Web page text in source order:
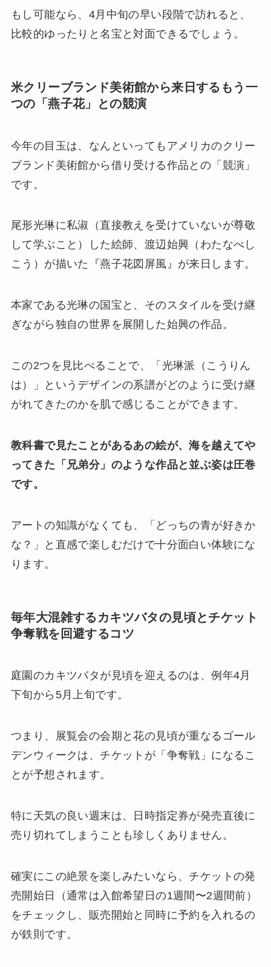
もし可能なら、4月中旬の早い段階で訪れると、
比較的ゆったりと名宝と対面できるでしょう。
米クリーブランド美術館から来日するもう一
つの「燕子花」との競演
今年の目玉は、なんといってもアメリカのクリー
ブランド美術館から借り受ける作品との「競演」
です。
尾形光琳に私淑（直接教えを受けていないが尊敬
して学ぶこと）した絵師、渡辺始興（わたなべし
こう）が描いた『燕子花図屏風』が来日します。
本家である光琳の国宝と、そのスタイルを受け継
ぎながら独自の世界を展開した始興の作品。
この2つを見比べることで、「光琳派（こうりん
は）」というデザインの系譜がどのように受け継
がれてきたのかを肌で感じることができます。
教科書で見たことがあるあの絵が、海を越えてや
ってきた「兄弟分」のような作品と並ぶ姿は圧巻
です。
アートの知識がなくても、「どっちの青が好きか
な？」と直感で楽しむだけで十分面白い体験にな
ります。
毎年大混雑するカキツバタの見頃とチケット
争奪戦を回避するコツ
庭園のカキツバタが見頃を迎えるのは、例年4月
下旬から5月上旬です。
つまり、展覧会の会期と花の見頃が重なるゴール
デンウィークは、チケットが「争奪戦」になるこ
とが予想されます。
特に天気の良い週末は、日時指定券が発売直後に
売り切れてしまうことも珍しくありません。
確実にこの絶景を楽しみたいなら、チケットの発
売開始日（通常は入館希望日の1週間〜2週間前）
をチェックし、販売開始と同時に予約を入れるの
が鉄則です。